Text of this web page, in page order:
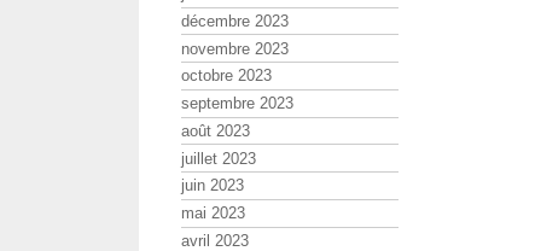
décembre 2023
novembre 2023
octobre 2023
septembre 2023
août 2023
juillet 2023
juin 2023
mai 2023
avril 2023